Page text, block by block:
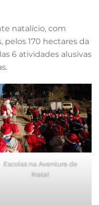
natalício, com
pelos 170 hectares da
6 atividades alusivas
Escolas na Aventura de
Natal